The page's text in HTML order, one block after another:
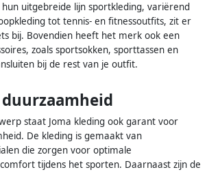
uitgebreide lijn sportkleding, variërend
tot tennis- en fitnessoutfits, zit er
bij. Bovendien heeft het merk ook een
zoals sportsokken, sporttassen en
bij de rest van je outfit.
staat Joma kleding ook garant voor
De kleding is gemaakt van
die zorgen voor optimale
tijdens het sporten. Daarnaast zijn de